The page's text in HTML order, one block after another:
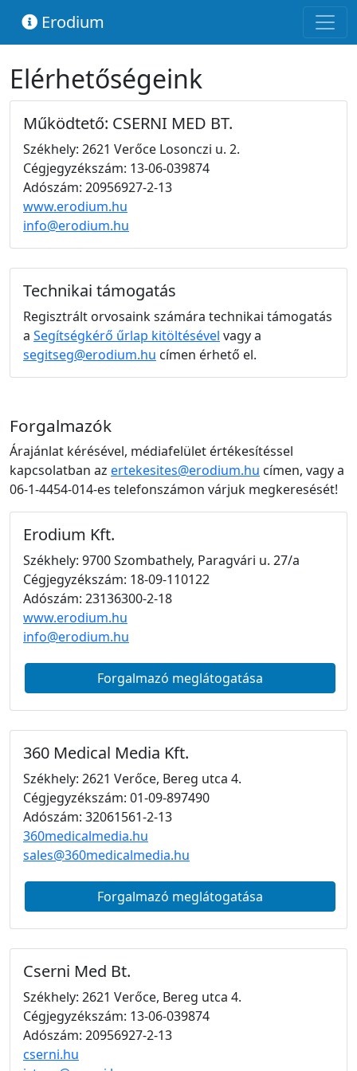
Erodium
Elérhetőségeink
Működtető: CSERNI MED BT.
Székhely: 2621 Verőce Losonczi u. 2.
Cégjegyzékszám: 13-06-039874
Adószám: 20956927-2-13
www.erodium.hu
info@erodium.hu
Technikai támogatás
Regisztrált orvosaink számára technikai támogatás
a Segítségkérő űrlap kitöltésével vagy a
segitseg@erodium.hu címen érhető el.
Forgalmazók
Árajánlat kérésével, médiafelület értékesítéssel
kapcsolatban az ertekesites@erodium.hu címen, vagy a
06-1-4454-014-es telefonszámon várjuk megkeresését!
Erodium Kft.
Székhely: 9700 Szombathely, Paragvári u. 27/a
Cégjegyzékszám: 18-09-110122
Adószám: 23136300-2-18
www.erodium.hu
info@erodium.hu
Forgalmazó meglátogatása
360 Medical Media Kft.
Székhely: 2621 Verőce, Bereg utca 4.
Cégjegyzékszám: 01-09-897490
Adószám: 32061561-2-13
360medicalmedia.hu
sales@360medicalmedia.hu
Forgalmazó meglátogatása
Cserni Med Bt.
Székhely: 2621 Verőce, Bereg utca 4.
Cégjegyzékszám: 13-06-039874
Adószám: 20956927-2-13
cserni.hu